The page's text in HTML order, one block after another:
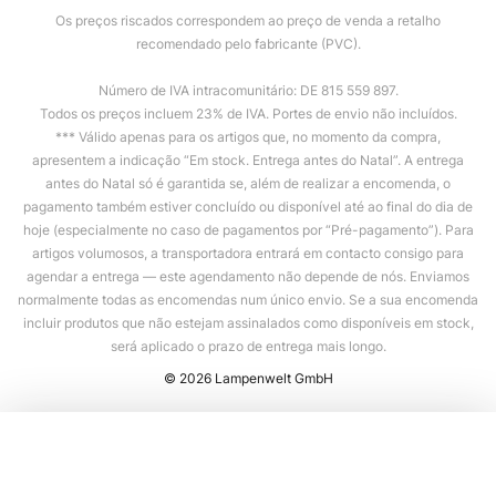
Os preços riscados correspondem ao preço de venda a retalho
recomendado pelo fabricante (PVC).
Número de IVA intracomunitário: DE 815 559 897.
Todos os preços incluem 23% de IVA. Portes de envio não incluídos.
*** Válido apenas para os artigos que, no momento da compra,
apresentem a indicação “Em stock. Entrega antes do Natal”. A entrega
antes do Natal só é garantida se, além de realizar a encomenda, o
pagamento também estiver concluído ou disponível até ao final do dia de
hoje (especialmente no caso de pagamentos por “Pré-pagamento”). Para
artigos volumosos, a transportadora entrará em contacto consigo para
agendar a entrega — este agendamento não depende de nós. Enviamos
normalmente todas as encomendas num único envio. Se a sua encomenda
incluir produtos que não estejam assinalados como disponíveis em stock,
será aplicado o prazo de entrega mais longo.
© 2026 Lampenwelt GmbH